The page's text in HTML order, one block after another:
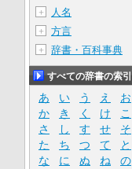
＋ 人名
＋ 方言
＋ 辞書・百科事典
すべての辞書の索引
あ い う え
お
か
き く け
こ
さ
し す せ
そ
た
ち つ て
と
な
に ぬ ね
の